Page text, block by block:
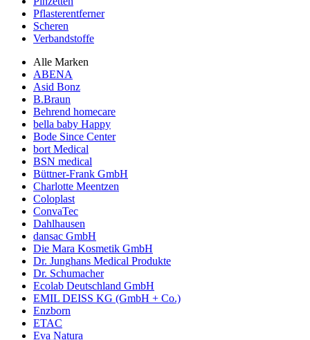
Pflasterentferner
Scheren
Verbandstoffe
Alle Marken
ABENA
Asid Bonz
B.Braun
Behrend homecare
bella baby Happy
Bode Since Center
bort Medical
BSN medical
Büttner-Frank GmbH
Charlotte Meentzen
Coloplast
ConvaTec
Dahlhausen
dansac GmbH
Die Mara Kosmetik GmbH
Dr. Junghans Medical Produkte
Dr. Schumacher
Ecolab Deutschland GmbH
EMIL DEISS KG (GmbH + Co.)
Enzborn
ETAC
Eva Natura